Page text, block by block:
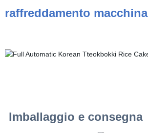
raffreddamento macchina
Imballaggio e consegna